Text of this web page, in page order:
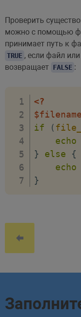
Проверить
можно с помощью
принимает путь к
TRUE , если файл
возвращает FALSE :
<?
$filename
if
(
echo
}
else
{
echo
}